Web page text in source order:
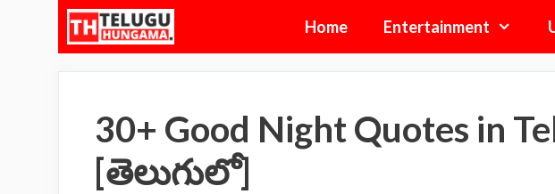
Home Entertainment
30+ Good Night Quotes in
[తెలుగులో]